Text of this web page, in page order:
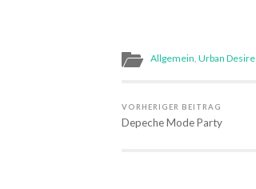
Allgemein Urban Desire
VORHERIGER BEITRAG
Depeche Mode Party